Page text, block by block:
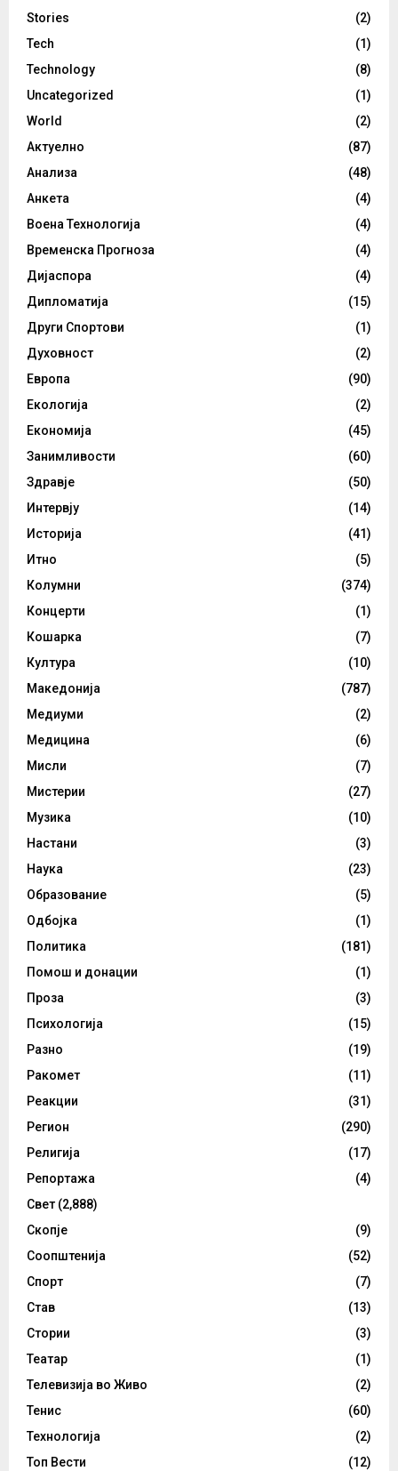
Stories
(2)
Tech
(1)
Technology
(8)
Uncategorized
(1)
World
(2)
Актуелно
(87)
Анализа
(48)
Анкета
(4)
Воена Технологија
(4)
Временска Прогноза
(4)
Дијаспора
(4)
Дипломатија
(15)
Други Спортови
(1)
Духовност
(2)
Европа
(90)
Екологија
(2)
Економија
(45)
Занимливости
(60)
Здравје
(50)
Интервју
(14)
Историја
(41)
Итно
(5)
Колумни
(374)
Концерти
(1)
Кошарка
(7)
Култура
(10)
Македонија
(787)
Медиуми
(2)
Медицина
(6)
Мисли
(7)
Мистерии
(27)
Музика
(10)
Настани
(3)
Наука
(23)
Образование
(5)
Одбојка
(1)
Политика
(181)
Помош и донации
(1)
Проза
(3)
Психологија
(15)
Разно
(19)
Ракомет
(11)
Реакции
(31)
Регион
(290)
Религија
(17)
Репортажа
(4)
Свет (2,888)
Скопје
(9)
Соопштенија
(52)
Спорт
(7)
Став
(13)
Стории
(3)
Театар
(1)
Телевизија во Живо
(2)
Тенис
(60)
Технологија
(2)
Топ Вести
(12)